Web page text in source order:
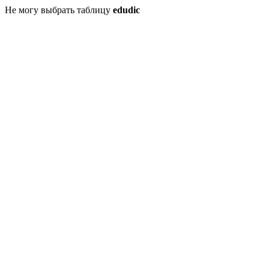
Не могу выбрать таблицу edudic